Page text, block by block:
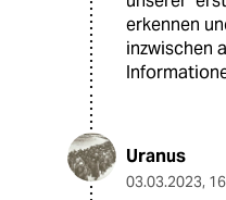
erkennen
inzwischen
Uranus
03.03.2023,